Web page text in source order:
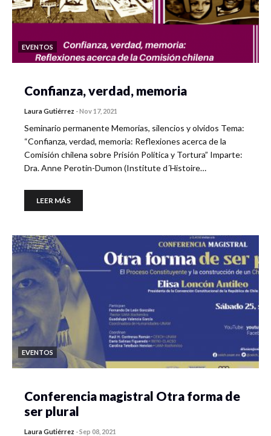
EVENTOS
Confianza, verdad, memoria
Laura Gutiérrez -Nov 17, 2021
Seminario permanente Memorias, silencios y olvidos Tema:
“Confianza, verdad, memoria: Reflexiones acerca de la
Comisión chilena sobre Prisión Política y Tortura” Imparte:
Dra. Anne Perotin-Dumon (Institute d´Histoire…
LEER MÁS
EVENTOS
Conferencia magistral Otra forma de
ser plural
Laura Gutiérrez -Sep 08, 2021